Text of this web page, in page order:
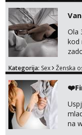
Ola
kod
Kategorija: Sex Ženska
na